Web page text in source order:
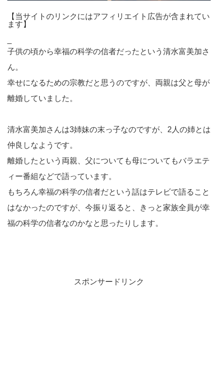
【当サイトのリンクにはアフィリエイト広告が含まれてい
ます】
子供の頃から幸福の科学の信者だったという清水富美加さ
ん。
幸せになるための宗教だと思うのですが、両親は父と母が
離婚していました。
清水富美加さんは3姉妹の末っ子なのですが、2人の姉とは
仲良しなようです。
離婚したという両親、父についても母についてもバラエテ
ィー番組などで語っています。
もちろん幸福の科学の信者だという話はテレビで語ること
はなかったのですが、今振り返ると、きっと家族全員が幸
福の科学の信者なのかなと思ったりします。
スポンサードリンク